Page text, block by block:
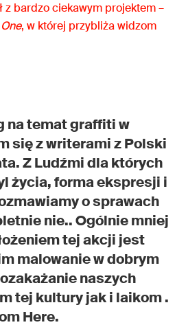
z bardzo ciekawym projektem –
, w której przybliża widzom
na temat graffiti w
się z writerami z Polski
Z Ludźmi dla których
życia, forma ekspresji i
o sprawach
nie.. Ogólnie mniej
tej akcji jest
malowanie w dobrym
naszych
tej kultury jak i laikom .
Here.